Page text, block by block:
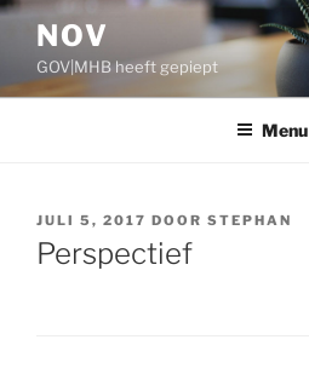
Ga
inhoud
NOV
GOV|MHB heeft gepiept
Menu
GEPLAATST
OP
JULI 5, 2017 DOOR STEPHAN
Perspectief